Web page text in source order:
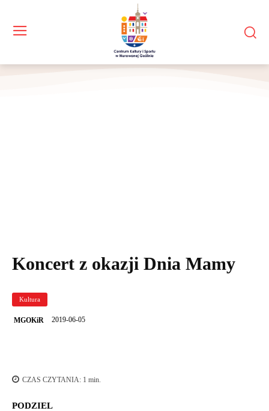
Koncert z okazji Dnia Mamy
Kultura
MGOKiR 2019-06-05
CZAS CZYTANIA: 1 min.
PODZIEL